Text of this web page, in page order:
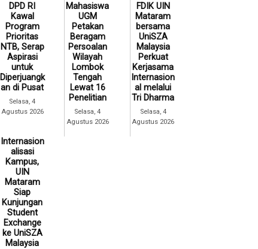
DPD RI
Kawal
Program
Prioritas
NTB, Serap
Aspirasi
untuk
Diperjuangk
an di Pusat
Selasa, 4
Agustus 2026
Mahasiswa
UGM
Petakan
Beragam
Persoalan
Wilayah
Lombok
Tengah
Lewat 16
Penelitian
Selasa, 4
Agustus 2026
FDIK UIN
Mataram
bersama
UniSZA
Malaysia
Perkuat
Kerjasama
Internasion
al melalui
Tri Dharma
Selasa, 4
Agustus 2026
Internasion
alisasi
Kampus,
UIN
Mataram
Siap
Kunjungan
Student
Exchange
ke UniSZA
Malaysia